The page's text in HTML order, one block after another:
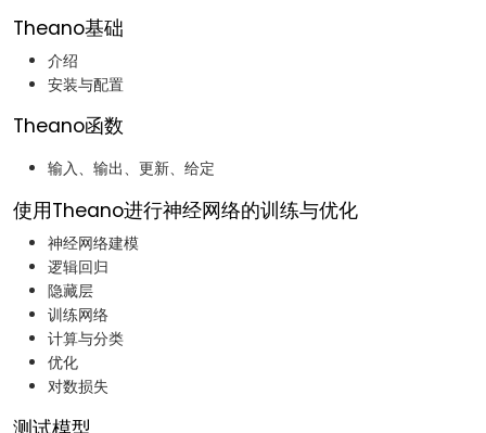
Theano基础
介绍
安装与配置
Theano函数
输入、输出、更新、给定
使用Theano进行神经网络的训练与优化
神经网络建模
逻辑回归
隐藏层
训练网络
计算与分类
优化
对数损失